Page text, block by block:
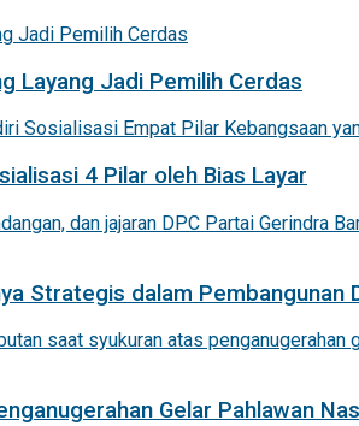
Layang Jadi Pemilih Cerdas
4 Pilar oleh Bias Layar
Strategis dalam Pembangunan
Gelar Pahlawan